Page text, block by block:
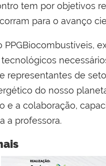
tem por objetivos
para o avanço
representantes de
do nosso
e a colaboração,
a professora.